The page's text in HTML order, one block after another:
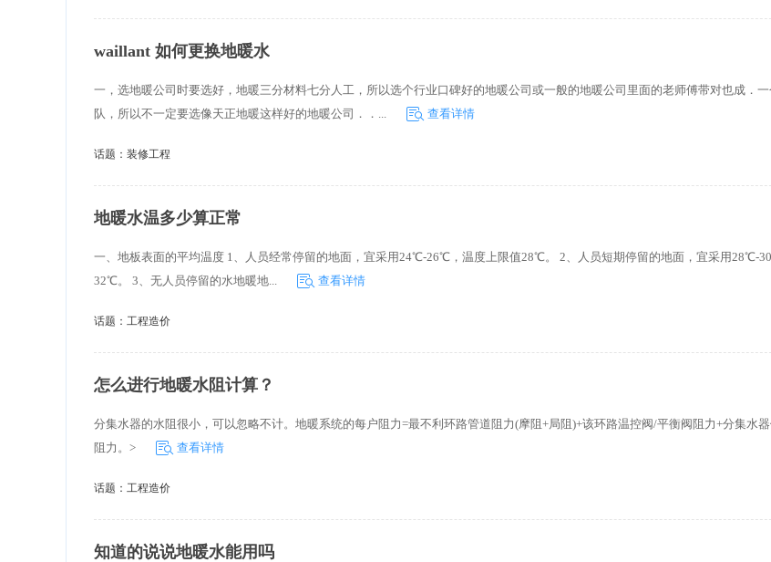
waillant 如何更换地暖水
一，选地暖公司时要选好，地暖三分材料七分人工，所以选个行业口碑好的地暖公司或一般的地暖公司里面的老师傅带对也成．
队，所以不一定要选像天正地暖这样好的地暖公司．．...
查看详情
话题： 装修工程
地暖水温多少算正常
一、地板表面的平均温度 1、人员经常停留的地面，宜采用24℃-26℃，温度上限值28℃。 2、人员短期停留的地面，宜采用28℃-
32℃。 3、无人员停留的水地暖地...
查看详情
话题： 工程造价
怎么进行地暖水阻计算？
分集水器的水阻很小，可以忽略不计。地暖系统的每户阻力=最不利环路管道阻力(摩阻+局阻)+该环路温控阀/平衡阀阻力+分集水
阻力。>
查看详情
话题： 工程造价
知道的说说地暖水能用吗